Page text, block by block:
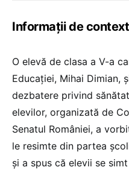
Informații de context
O elevă de clasa a V-a
Educației, Mihai Dimian,
dezbatere privind
elevilor, organizată de
Senatul României, a
le resimte din partea
și a spus că elevii se